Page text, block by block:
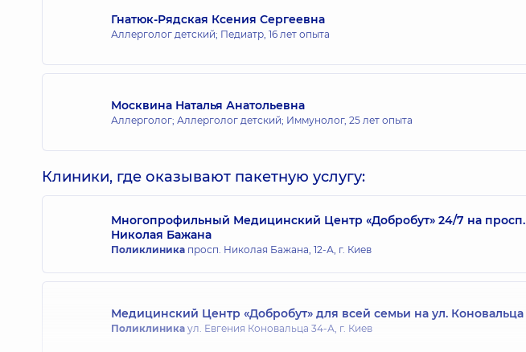
Гнатюк-Рядская Ксения Сергеевна
Аллерголог детский; Педиатр, 16 лет опыта
Москвина Наталья Анатольевна
Аллерголог; Аллерголог детский; Иммунолог, 25 лет опыта
Клиники, где оказывают пакетную услугу:
Многопрофильный Медицинский Центр «Добробут» 24/7 на просп.
Николая Бажана
Поликлиника просп. Николая Бажана, 12-А, г. Киев
Медицинский Центр «Добробут» для всей семьи на ул. Коновальца
Поликлиника ул. Евгения Коновальца 34-А, г. Киев